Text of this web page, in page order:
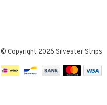
© Copyright 2026 Silvester Strips